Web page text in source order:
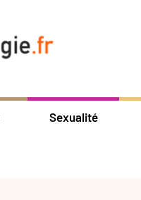
Sexualité